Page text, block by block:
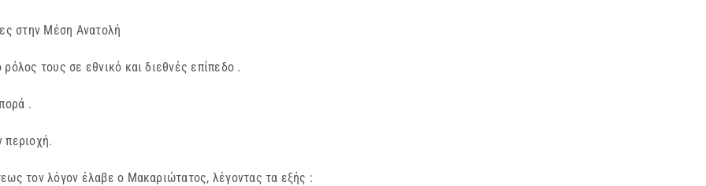
στην Μέση Ανατολή
τους σε εθνικό και διεθνές επίπεδο .
.
περιοχή.
τον λόγον έλαβε ο Μακαριώτατος, λέγοντας τα εξής :